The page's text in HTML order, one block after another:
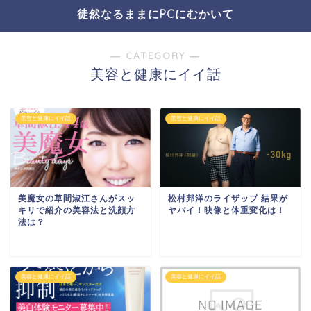
徒然なるままにPCにむかいて
― CATEGORY ―
美容と健康にイイ話
美容と健康にイイ話
美魔女の草間淑江さんがスッ
キリで紹介の美容法と洗顔方
法は？
美容と健康にイイ話
松村邦洋のライザップ 結果が
ヤバイ！映像と体重変化は！
美容と健康にイイ話 美容と健康にイイ話